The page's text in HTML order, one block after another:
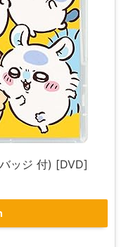
ッジ 付) [DVD]